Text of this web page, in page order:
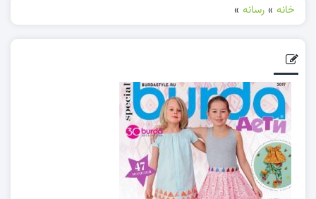
خانه » رسانه »